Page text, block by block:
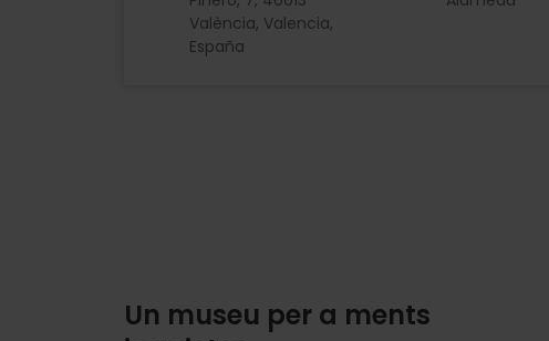
València, Valencia,
España
Un museu per a ments